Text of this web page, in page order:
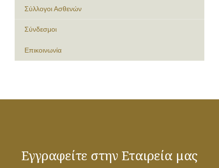
Σύλλογοι Ασθενών
Σύνδεσμοι
Επικοινωνία
Εγγραφείτε στην Εταιρεία μας